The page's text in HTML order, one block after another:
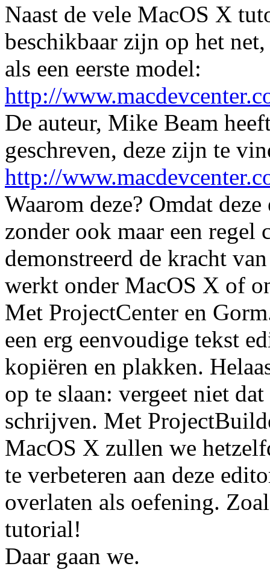
Naast de vele MacOS X
beschikbaar zijn op het
als een eerste model:
http://
De auteur, Mike Beam
geschreven, deze zijn te
http://
Waarom deze? Omdat
zonder ook maar een regel
demonstreerd de kracht
werkt onder MacOS X of
Met ProjectCenter en
een erg eenvoudige tekst
kopiëren en plakken.
op te slaan: vergeet niet
schrijven. Met
MacOS X zullen we
te verbeteren aan deze
overlaten als oefening.
tutorial!
Daar gaan we.